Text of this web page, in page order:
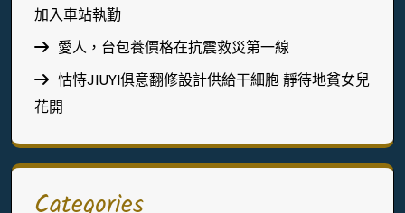
加入車站執勤
愛人，台包養價格在抗震救災第一線
怙恃JIUYI俱意翻修設計供給干細胞 靜待地貧女兒
花開